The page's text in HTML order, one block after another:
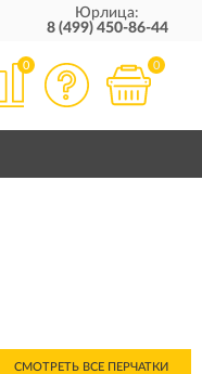
ПО ВСЕЙ РОССИИ
Юрлица:
8 (499) 450-86-44
0 0
СМОТРЕТЬ ВСЕ ПЕРЧАТКИ